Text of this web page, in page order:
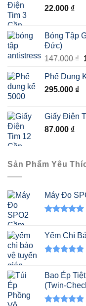
22.000 ₫
Bóng Tập
Đức)
147.000₫
Phế Dung
295.000 ₫
Giấy Điện
87.000 ₫
Sản Phẩm Yêu
Máy Đo
5 sao
Yếm Chì
5 sao
Bao Ép
(Twin-